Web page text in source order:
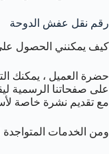
رقم نقل عفش الدوحة
كيف يمكنني الحصول
حضرة العميل ، يمكنك
على صفحاتنا الرسمية
مع تقديم نشرة خاصة
ومن الخدمات